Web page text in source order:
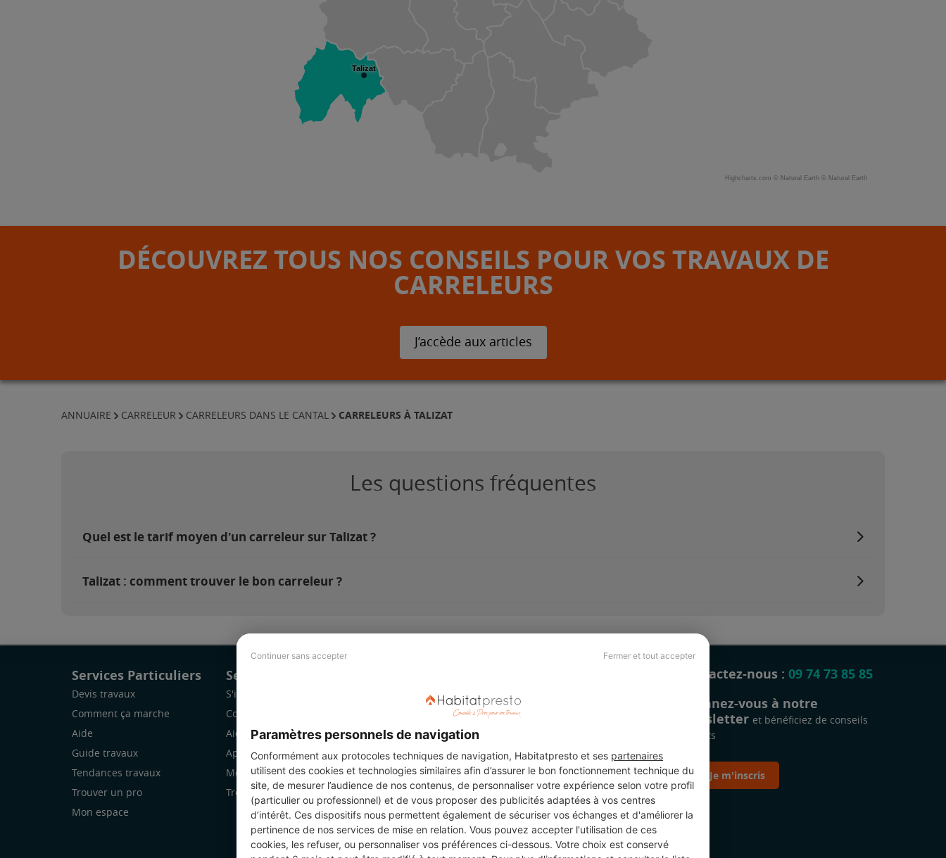
Continuer sans accepter Fermer et tout accepter
Paramètres personnels de navigation
Conformément aux protocoles techniques de navigation, Habitatpresto et ses partenaires
utilisent des cookies et technologies similaires afin d’assurer le bon fonctionnement technique du
site, de mesurer l’audience de nos contenus, de personnaliser votre expérience selon votre profil
(particulier ou professionnel) et de vous proposer des publicités adaptées à vos centres
d’intérêt. Ces dispositifs nous permettent également de sécuriser vos échanges et d'améliorer la
pertinence de nos services de mise en relation. Vous pouvez accepter l'utilisation de ces
cookies, les refuser, ou personnaliser vos préférences ci-dessous. Votre choix est conservé
Talizat
Highcharts.com © Natural Earth © Natural Earth
DÉCOUVREZ TOUS NOS CONSEILS POUR VOS TRAVAUX DE
CARRELEURS
J’accède aux articles
ANNUAIRE CARRELEUR CARRELEURS DANS LE CANTAL CARRELEURS À TALIZAT
Les questions fréquentes
Quel est le tarif moyen d'un carreleur sur Talizat ?
Talizat : comment trouver le bon carreleur ?
Services Particuliers
Devis travaux
Comment ça marche
Aide
Guide travaux
Tendances travaux
Trouver un pro
Mon espace
Services Pro
S'inscrire
Comment ça marche
Aide
Application Mobile
Mon espace
Trouver des chantiers
Revue de presse
Légal
Charte cookies
Contactez-nous : 09 74 73 85 85
Abonnez-vous à notre
newsletter et bénéficiez de conseils
gratuits
Je m'inscris